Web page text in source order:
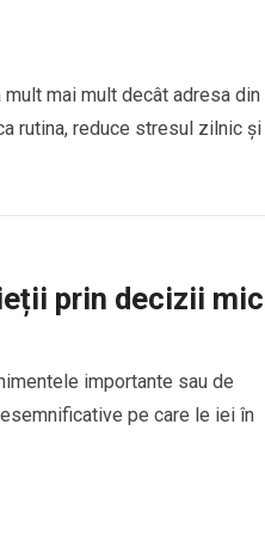
mai mult decât adresa din
rutina, reduce stresul zilnic și
prin decizii
importante sau de
pe care le iei în